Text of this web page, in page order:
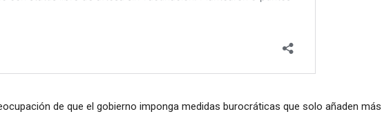
de que el gobierno imponga medidas burocráticas que solo añaden más